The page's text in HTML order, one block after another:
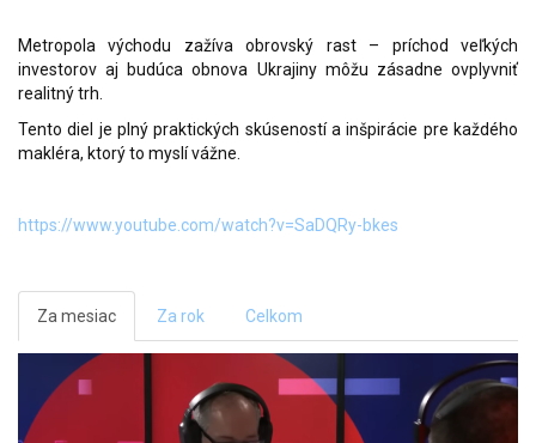
Metropola východu zažíva obrovský rast – príchod veľkých
investorov aj budúca obnova Ukrajiny môžu zásadne ovplyvniť
realitný trh.
Tento diel je plný praktických skúseností a inšpirácie pre každého
makléra, ktorý to myslí vážne.
https://www.youtube.com/watch?v=SaDQRy-bkes
Za mesiac Za rok Celkom